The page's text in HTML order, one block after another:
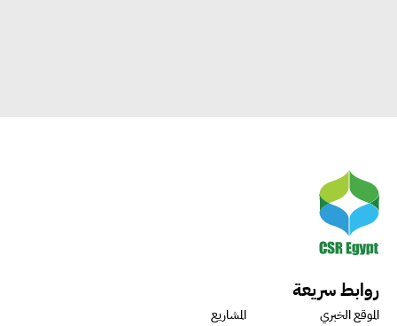
روابط سريعة
الموقع الخبري
المشاريع